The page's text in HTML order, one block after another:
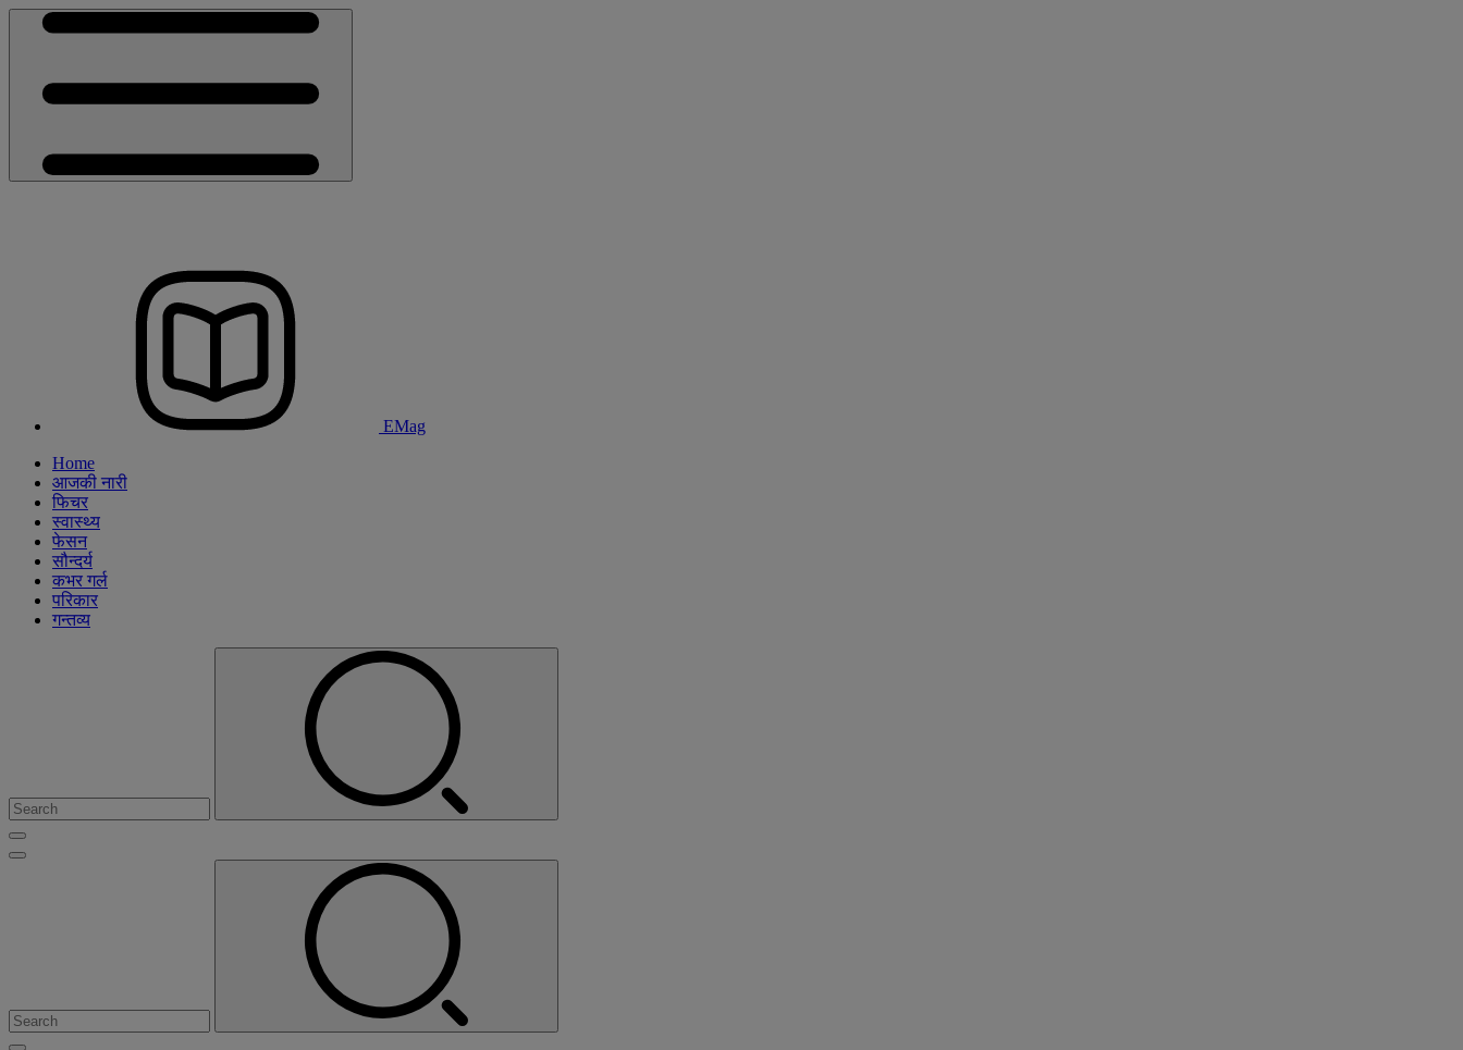
EMag
Home
आजकी नारी
फिचर
स्वास्थ्य
फेसन
सौन्दर्य
कभर गर्ल
परिकार
गन्तव्य